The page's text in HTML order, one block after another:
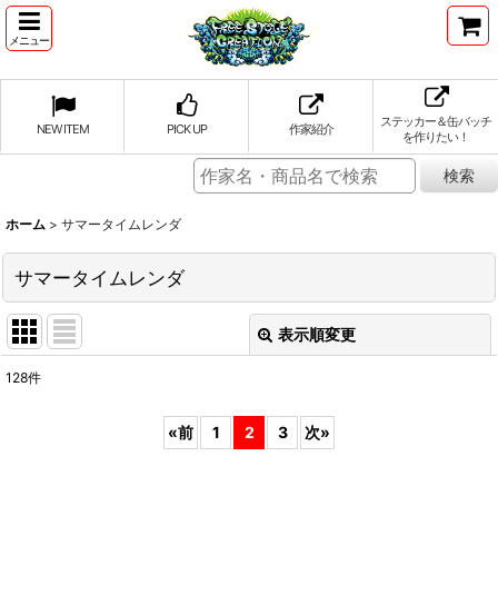
メニュー
NEW ITEM PICK UP 作家紹介
ステッカー＆缶バッチ
を作りたい！
ホーム > サマータイムレンダ
サマータイムレンダ
表示順変更
128件
«前 1 2 3 次»